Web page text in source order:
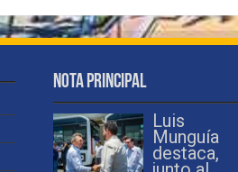
Nota Principal
Luis
Munguía
destaca,